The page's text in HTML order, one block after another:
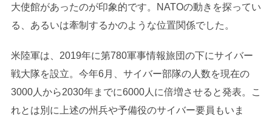
大使館があったのが印象的です。NATOの動きを探ってい
る、あるいは牽制するかのような位置関係でした。
米陸軍は、2019年に第780軍事情報旅団の下にサイバー
戦大隊を設立。今年6月、サイバー部隊の人数を現在の
3000人から2030年までに6000人に倍増させると発表。こ
れとは別に上述の州兵や予備役のサイバー要員もいま